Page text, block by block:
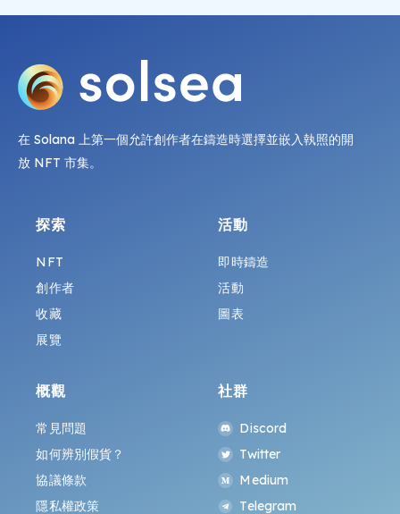
在 Solana 上第一個允許創作者在鑄造時選擇並嵌入執照的開
放 NFT 市集。
探索
NFT
創作者
收藏
展覽
活動
即時鑄造
活動
圖表
概觀
常見問題
如何辨別假貨？
協議條款
隱私權政策
社群
Discord
Twitter
Medium
Telegram